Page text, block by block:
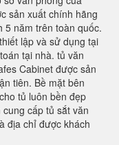
sản xuất chính hãng
5 năm trên toàn quốc.
lập và sử dụng tại
tại nhà. tủ văn
Cabinet được sản
tiên. Bề mặt bên
tủ luôn bền đẹp
cấp tủ sắt văn
địa chỉ được khách